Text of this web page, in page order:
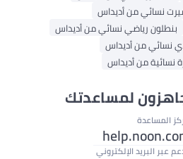
نسائي من أديداس
بنطلون رياضي نسائي من أديداس
نسائي من أديداس
نسائية من أديداس
لمساعدتك
المساعدة
عبر البريد الإلكتروني